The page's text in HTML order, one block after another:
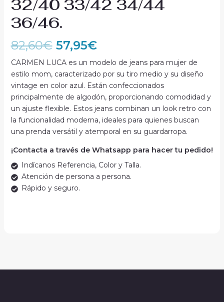
32/40 33/42 34/44
36/46.
82,60€ 57,95€
CARMEN LUCA es un modelo de jeans para mujer de
estilo mom, caracterizado por su tiro medio y su diseño
vintage en color azul. Están confeccionados
principalmente de algodón, proporcionando comodidad y
un ajuste flexible. Estos jeans combinan un look retro con
la funcionalidad moderna, ideales para quienes buscan
una prenda versátil y atemporal en su guardarropa.
¡Contacta a través de Whatsapp para hacer tu pedido!
Indícanos Referencia, Color y Talla.
Atención de persona a persona.
Rápido y seguro.